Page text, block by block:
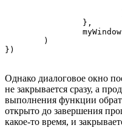
})
Однако диалоговое окно
не закрывается сразу, а
выполнения функции
открыто до завершения
какое-то время, и